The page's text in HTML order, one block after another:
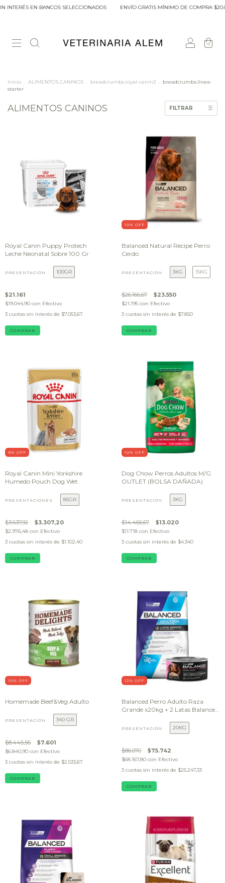
BANCOS SELECCIONADOS ENVÍO GRATIS MÍNIMO DE COMPRA $20.000
0
Inicio . ALIMENTOS CANINOS . breadcrumbs.royal-canin3 . breadcrumbs.linea-
starter
ALIMENTOS CANINOS FILTRAR
Royal Canin Puppy Protech
Leche Neonatal Sobre 100 Gr
PRESENTACIÓN 100GR
$21.161
$19.044,90 con Efectivo
3 cuotas sin interés de $7.053,67
COMPRAR
10% OFF
Balanced Natural Recipe Perro
Cerdo
PRESENTACIÓN 3KG 15KG
$26.166,67 $23.550
$21.195 con Efectivo
3 cuotas sin interés de $7.850
COMPRAR
9% OFF
Royal Canin Mini Yorkshire
Humedo Pouch Dog Wet
PRESENTACIONES 85GR
$3.637,92 $3.307,20
$2.976,48 con Efectivo
3 cuotas sin interés de $1.102,40
COMPRAR
10% OFF
Dog Chow Perros Adultos M/G
OUTLET (BOLSA DAÑADA)
PRESENTACIÓN 3KG
$14.466,67 $13.020
$11.718 con Efectivo
3 cuotas sin interés de $4.340
COMPRAR
10% OFF
Homemade Beef&Veg Adulto
PRESENTACIÓN 340 GR
$8.445,56 $7.601
$6.840,90 con Efectivo
3 cuotas sin interés de $2.533,67
COMPRAR
12% OFF
Balanced Perro Adulto Raza
Grande x20kg + 2 Latas Balanced
PRESENTACIÓN 20KG
$86.070 $75.742
$68.167,80 con Efectivo
3 cuotas sin interés de $25.247,33
COMPRAR